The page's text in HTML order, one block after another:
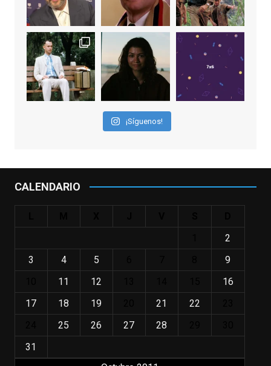
EnClave de Cine
2 weeks ago
"El adulto divertido y juguetón que todos
los niños querríamos tener en nuestras
familias, el carroza cachondo mental con el
que los adolescentes desearíamos tomar
nuestras primeras cañas". Así despedíamos
a Robin Williams en agosto de 2014, tras su
trágica muerte. Hoy el actor
#ElIndomableWillHuntinge...
(1951-2014)
Puede que sus últimos años no hiciesen
justicia a todo su filmografía anterior.
Pero nadie podrá quitarle nunca su
incalculable valor icónico y emotivo para
toda una generación.
View on Facebook · Share
¡Síguenos!
CALENDARIO
2
3
4 5
9
11 12
16
17
18 19 21 22
25 26 27 28
31